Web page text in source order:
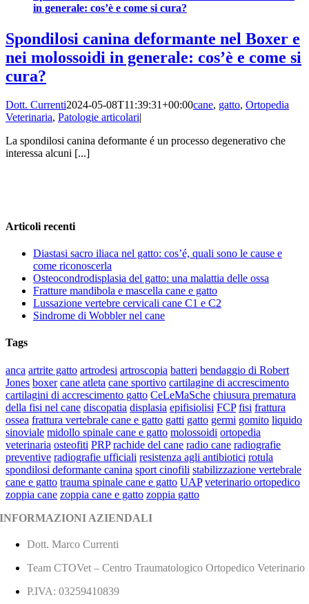
in generale: cos’è e come si cura?
Spondilosi canina deformante nel Boxer e
nei molossoidi in generale: cos’è e come si
cura?
Dott. Currenti2024-05-08T11:39:31+00:00cane, gatto, Ortopedia
Veterinaria, Patologie articolari|
La spondilosi canina deformante é un processo degenerativo che
interessa alcuni [...]
Articoli recenti
Diastasi sacro iliaca nel gatto: cos’é, quali sono le cause e
come riconoscerla
Osteocondrodisplasia del gatto: una malattia delle ossa
Fratture mandibola e mascella cane e gatto
Lussazione vertebre cervicali cane C1 e C2
Sindrome di Wobbler nel cane
Tags
anca artrite gatto artrodesi artroscopia batteri bendaggio di Robert
Jones boxer cane atleta cane sportivo cartilagine di accrescimento
cartilagini di accrescimento gatto CeLeMaSche chiusura prematura
della fisi nel cane discopatia displasia epifisiolisi FCP fisi frattura
ossea frattura vertebrale cane e gatto gatti gatto germi gomito liquido
sinoviale midollo spinale cane e gatto molossoidi ortopedia
veterinaria osteofiti PRP rachide del cane radio cane radiografie
preventive radiografie ufficiali resistenza agli antibiotici rotula
spondilosi deformante canina sport cinofili stabilizzazione vertebrale
cane e gatto trauma spinale cane e gatto UAP veterinario ortopedico
zoppia cane zoppia cane e gatto zoppia gatto
INFORMAZIONI AZIENDALI
Dott. Marco Currenti
Team CTOVet – Centro Traumatologico Ortopedico Veterinario
P.IVA: 03259410839